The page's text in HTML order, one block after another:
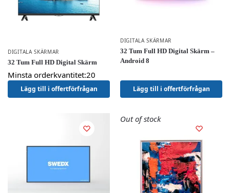
DIGITALA SKÄRMAR
32 Tum Full HD Digital Skärm
Minsta orderkvantitet:20
Lägg till i offertförfrågan
DIGITALA SKÄRMAR
32 Tum Full HD Digital Skärm –
Android 8
Lägg till i offertförfrågan
Out of stock